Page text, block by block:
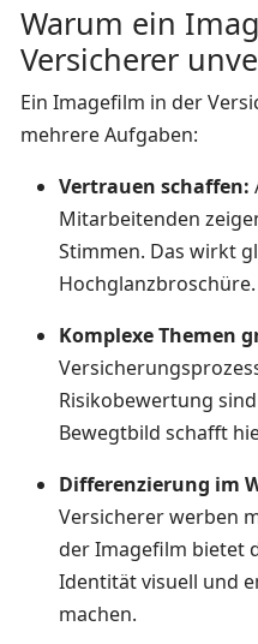
Warum ein
Versicherer
Ein Imagefilm in der
mehrere Aufgaben:
Vertrauen schaffen:
Mitarbeitenden
Stimmen. Das wirkt
Hochglanzbroschüre.
Komplexe Themen
Risikobewertung
Bewegtbild schafft
Differenzierung im
Versicherer werben
der Imagefilm bietet
Identität visuell und
machen.